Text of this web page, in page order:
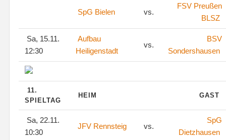
SpG Bielen vs.
FSV Preußen
BLSZ
Sa, 15.11.
12:30
Aufbau
Heiligenstadt
vs.
BSV
Sondershausen
11.
SPIELTAG
HEIM GAST
Sa, 22.11.
10:30
JFV Rennsteig vs.
SpG
Dietzhausen